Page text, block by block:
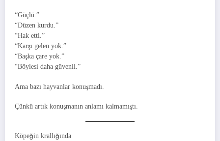
“Güçlü.”
“Düzen kurdu.”
“Hak etti.”
“Karşı gelen yok.”
“Başka çare yok.”
“Böylesi daha güvenli.”
Ama bazı hayvanlar konuşmadı.
Çünkü artık konuşmanın anlamı kalmamıştı.
Köpeğin krallığında